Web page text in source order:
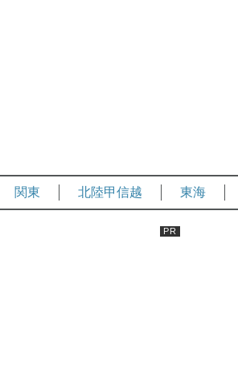
関東 北陸甲信越 東海